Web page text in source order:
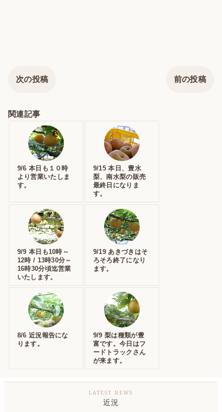
次の投稿 前の投稿
関連記事
9/6 本日も１０時
より営業いたしま
す。
9/15 本日、豊水
梨、南水梨の販売
最終日になりま
す。
9/9 本日も10時～
12時 / 13時30分～
16時30分頃迄営業
いたします。
9/19 あきづきはそ
ろそろ終了になり
ます。
8/6 近況報告にな
ります。
9/9 梨は種類が豊
富です。今日はフ
ードトラックさん
が来ます。
近況